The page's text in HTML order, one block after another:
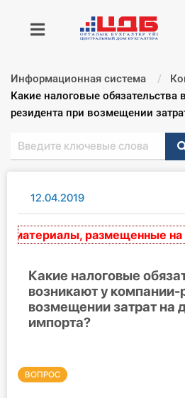
Получить консультацию
Главная ИС
Консультации
Правовая база
Библиотека бухгалтера
Вебинары
Информационная система
Текущий:
Какие налоговые обязательства
резидента при возмещении
12.04.2019
размещенные на
Какие налоговые
возникают у компании-
возмещении затрат на
импорта?
ВОПРОС